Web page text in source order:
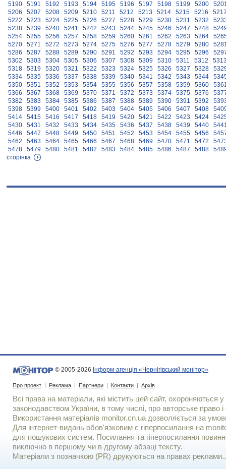
5190
5191 5192 5193 5194 5195 5196 5197 5198 5199 5200
5206
5207 5208 5209 5210 5211 5212 5213 5214 5215 5216
5222
5223 5224 5225 5226 5227 5228 5229 5230 5231 5232
5238
5239 5240 5241 5242 5243 5244 5245 5246 5247 5248
5254
5255 5256 5257 5258 5259 5260 5261 5262 5263 5264
5270
5271 5272 5273 5274 5275 5276 5277 5278 5279 5280
5286
5287 5288 5289 5290 5291 5292 5293 5294 5295 5296
5302
5303 5304 5305 5306 5307 5308 5309 5310 5311 5312
5318
5319 5320 5321 5322 5323 5324 5325 5326 5327 5328
5334
5335 5336 5337 5338 5339 5340 5341 5342 5343 5344
5350
5351 5352 5353 5354 5355 5356 5357 5358 5359 5360
5366
5367 5368 5369 5370 5371 5372 5373 5374 5375 5376
5382
5383 5384 5385 5386 5387 5388 5389 5390 5391 5392
5398
5399 5400 5401 5402 5403 5404 5405 5406 5407 5408
5414
5415 5416 5417 5418 5419 5420 5421 5422 5423 5424
5430
5431 5432 5433 5434 5435 5436 5437 5438 5439 5440
5446
5447 5448 5449 5450 5451 5452 5453 5454 5455 5456
5462
5463 5464 5465 5466 5467 5468 5469 5470 5471 5472
5478
5479 5480 5481 5482 5483 5484 5485 5486 5487 5488
сторінка
© 2005-2026 Інформ-агенція «Чернігівський монітор»
Про проект | Реклама | Партнери | Контакти | Архів
Всі права на матеріали, які містить цей сайт, охороняються у
законодавством України, в тому числі, про авторське право і
Використання матерiалiв monitor.cn.ua дозволяється за
Для iнтернет-видань обов'язковим є гiперпосилання на
для пошукових систем. Посилання та гіперпосилання
виключно в першому чи в другому абзаці тексту.
Матеріали з позначкою (PR) друкуються на правах реклами..